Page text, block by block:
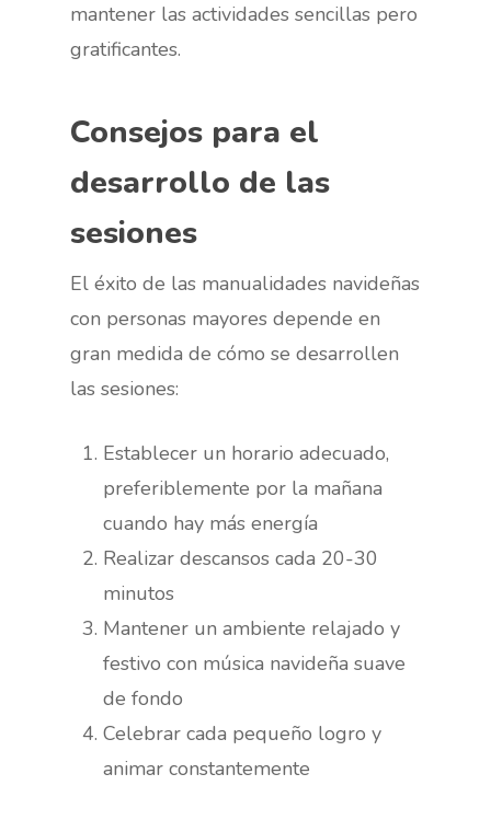
mantener las actividades sencillas pero
gratificantes.
Consejos para el
desarrollo de las
sesiones
El éxito de las manualidades navideñas
con personas mayores depende en
gran medida de cómo se desarrollen
las sesiones:
Establecer un horario adecuado,
preferiblemente por la mañana
cuando hay más energía
Realizar descansos cada 20-30
minutos
Mantener un ambiente relajado y
festivo con música navideña suave
de fondo
Celebrar cada pequeño logro y
animar constantemente